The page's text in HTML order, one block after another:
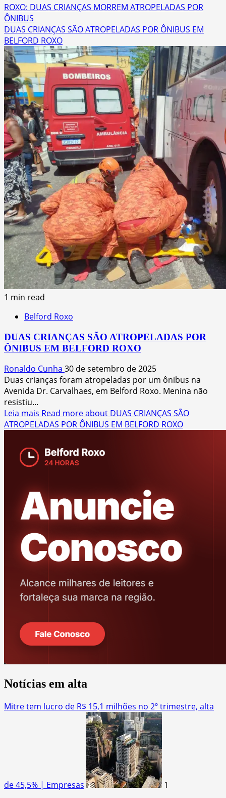
ROXO: DUAS CRIANÇAS MORREM ATROPELADAS POR
ÔNIBUS
DUAS CRIANÇAS SÃO ATROPELADAS POR ÔNIBUS EM
BELFORD ROXO
1 min read
Belford Roxo
DUAS CRIANÇAS SÃO ATROPELADAS POR
ÔNIBUS EM BELFORD ROXO
Ronaldo Cunha 30 de setembro de 2025
Duas crianças foram atropeladas por um ônibus na
Avenida Dr. Carvalhaes, em Belford Roxo. Menina não
resistiu...
Leia mais Read more about DUAS CRIANÇAS SÃO
ATROPELADAS POR ÔNIBUS EM BELFORD ROXO
Notícias em alta
Mitre tem lucro de R$ 15,1 milhões no 2º trimestre, alta
de 45,5% | Empresas
1